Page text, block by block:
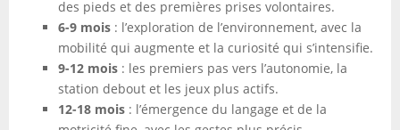
des pieds et des premières prises volontaires.
6-9 mois : l’exploration de l’environnement, avec la
mobilité qui augmente et la curiosité qui s’intensifie.
9-12 mois : les premiers pas vers l’autonomie, la
station debout et les jeux plus actifs.
12-18 mois : l’émergence du langage et de la